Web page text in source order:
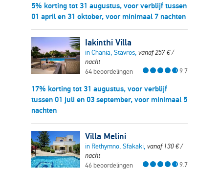
5% korting tot 31 augustus, voor verblijf tussen
01 april en 31 oktober, voor minimaal 7 nachten
Iakinthi Villa
in Chania, Stavros, vanaf257€/
nacht
64 beoordelingen
9.7
17% korting tot 31 augustus, voor verblijf
tussen 01 juli en 03 september, voor minimaal 5
nachten
Villa Melini
in Rethymno, Sfakaki, vanaf 130€/
nacht
46 beoordelingen
9.7